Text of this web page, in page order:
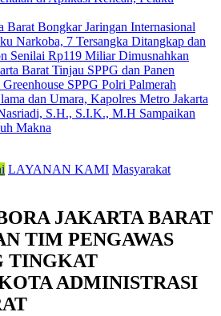
Barat Bongkar Jaringan Internasional
Narkoba, 7 Tersangka Ditangkap dan
Senilai Rp119 Miliar Dimusnahkan
Barat Tinjau SPPG dan Panen
SPPG Polri Palmerah
dan Umara, Kapolres Metro Jakarta
S.H., S.I.K., M.H Sampaikan
Makna
LAYANAN KAMI Masyarakat
JAKARTA BARAT
TIM PENGAWAS
TINGKAT
ADMINISTRASI